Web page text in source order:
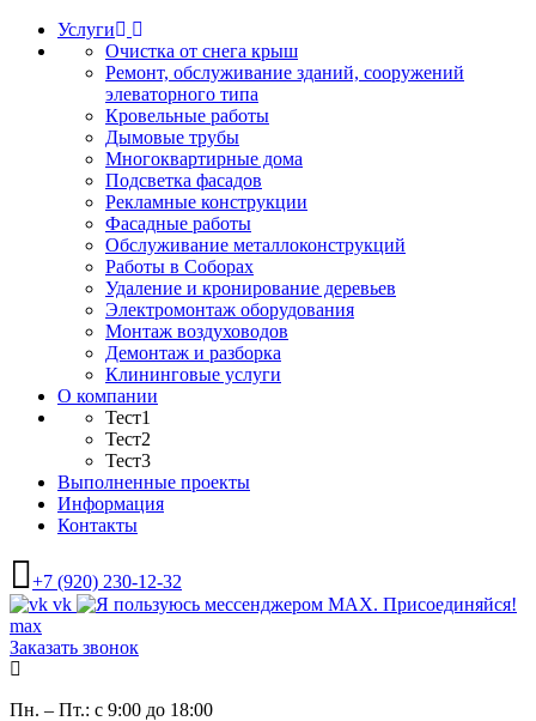
Услуги
Очистка от снега крыш
Ремонт, обслуживание зданий, сооружений
элеваторного типа
Кровельные работы
Дымовые трубы
Многоквартирные дома
Подсветка фасадов
Рекламные конструкции
Фасадные работы
Обслуживание металлоконструкций
Работы в Соборах
Удаление и кронирование деревьев
Электромонтаж оборудования
Монтаж воздуховодов
Демонтаж и разборка
Клининговые услуги
О компании
Тест1
Тест2
Тест3
Выполненные проекты
Информация
Контакты
+7 (920) 230-12-32
vk
max
Заказать звонок
Пн. – Пт.: с 9:00 до 18:00